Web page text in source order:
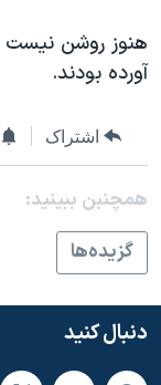
سفر پرزیدنت
هنوز روشن نيست
آورده بودند.
اشتراک
همچنبن ببینید:
گزيده‌ها
دنبال کنید